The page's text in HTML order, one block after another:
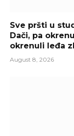
Sve pršti u
Dači, pa
okrenuli leđa
August 8, 2026